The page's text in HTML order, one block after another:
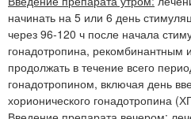
начинать на 5 или 6 день
через 96-120 ч после начала
гонадотропина,
продолжать в течение всего
гонадотропином, включая день
хорионического гонадотропина